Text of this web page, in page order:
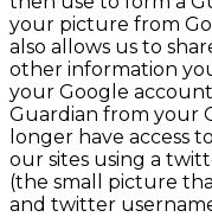
your picture from
also allows us to
other information
your Google
Guardian from your
longer have access
our sites using a
(the small picture
and twitter